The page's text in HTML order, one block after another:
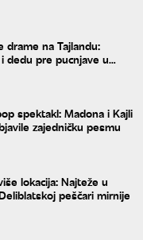
drame na Tajlandu:
dedu pre pucnjave u
spektakl: Madona i Kajli
zajedničku pesmu
lokacija: Najteže u
peščari mirnije